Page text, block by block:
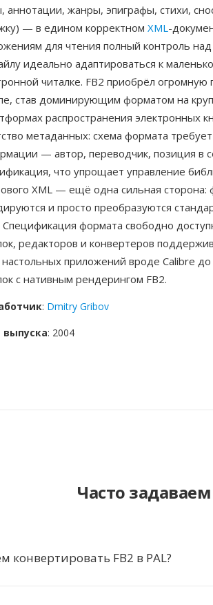
аннотации, жанры, эпиграфы, стихи,
— в едином корректном XML-
для чтения полный контроль
идеально адаптироваться к
читалке. FB2 приобрёл огромную
став доминирующим форматом на
распространения электронных
метаданных: схема формата
— автор, переводчик, позиция в
что упрощает управление
XML — ещё одна сильная сторона:
и просто преобразуются
Спецификация формата свободно
редакторов и конвертеров
приложений вроде Calibre
с нативным рендерингом FB2.
: Dmitry Gribov
выпуска: 2004
Часто
конвертировать FB2 в PAL?